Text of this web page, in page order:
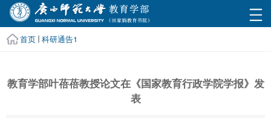
首页 科研通告1
教育学部叶蓓蓓教授论文在《国家教育行政学院学报》发
表